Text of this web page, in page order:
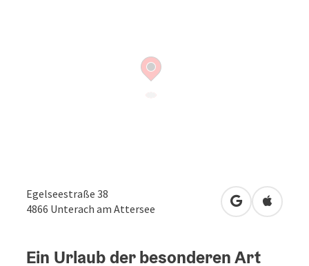
Egelseestraße 38
4866 Unterach am Attersee in Google
in
Ein Urlaub der besonderen Art